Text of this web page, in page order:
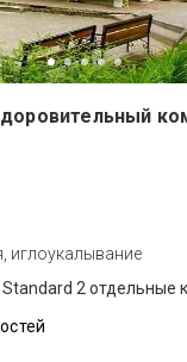
иглоукалывание
2 отдельные